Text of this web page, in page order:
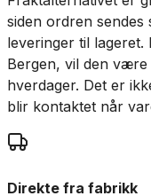
siden ordren sendes
leveringer til
Bergen, vil den
hverdager. Det er
blir kontaktet når
Direkte fra fabrikk